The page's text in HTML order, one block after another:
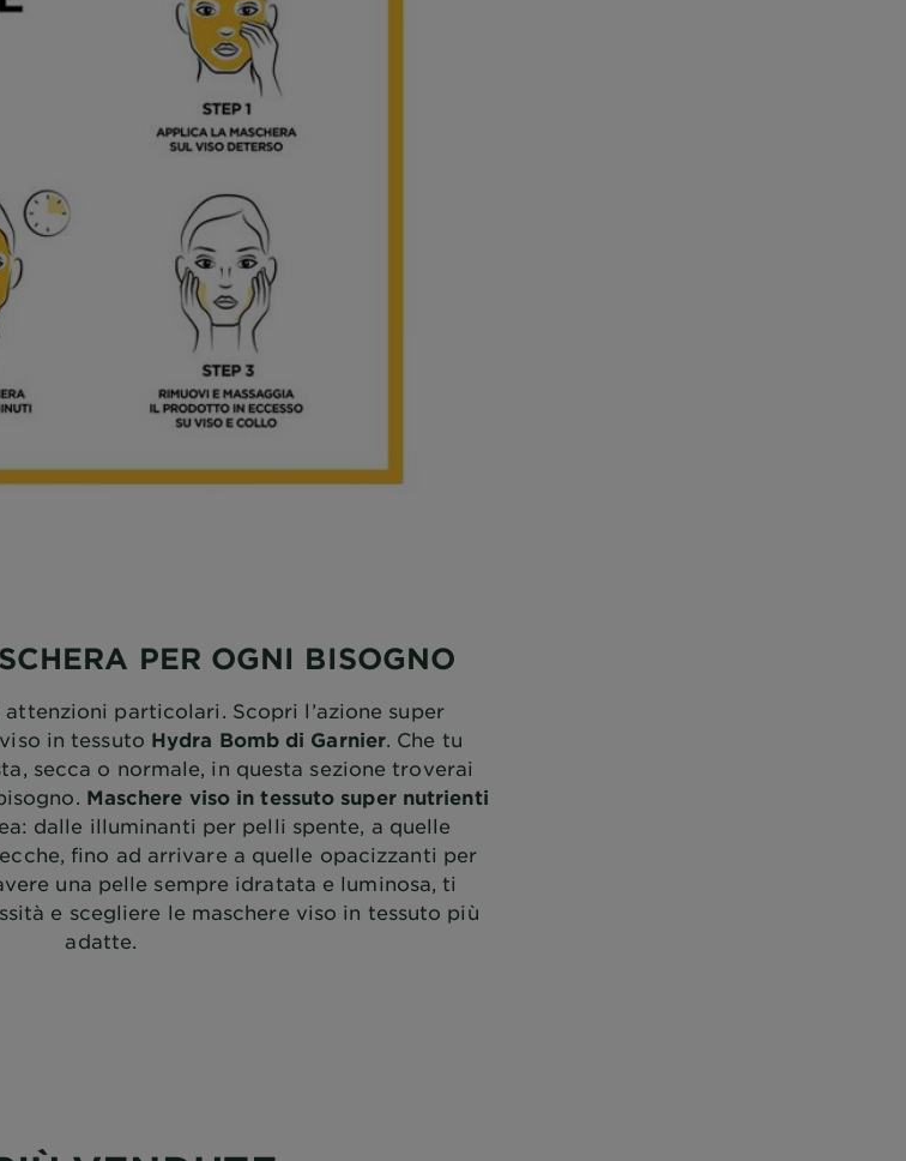
PER OGNI BISOGNO
particolari. Scopri l’azione super
in tessuto Hydra Bomb di Garnier . Che tu
secca o normale, in questa sezione troverai
Maschere viso in tessuto super nutrienti
dalle illuminanti per pelli spente, a quelle
fino ad arrivare a quelle opacizzanti per
una pelle sempre idratata e luminosa, ti
e scegliere le maschere viso in tessuto più
adatte.